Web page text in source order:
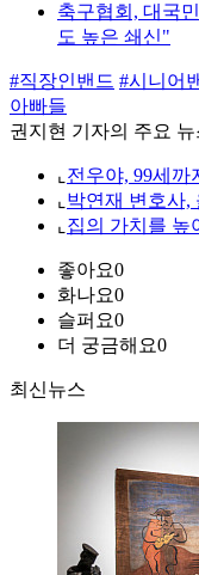
축구협회, 대국
도 높은 쇄신"
#직장인밴드 #시니어
아빠들
권지현 기자의 주요 뉴
⌞ 전우야, 99세까
⌞ 박연재 변호사,
⌞ 집의 가치를 높
좋아요0
화나요0
슬퍼요0
더 궁금해요0
최신뉴스